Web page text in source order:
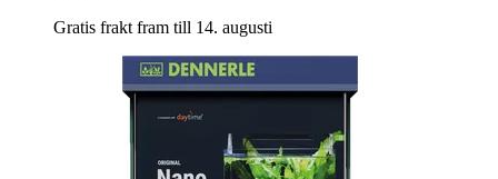
Gratis frakt fram till 14. augusti